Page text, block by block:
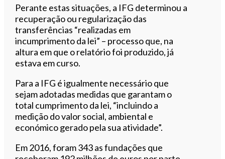
Perante estas situações, a IFG determinou a
recuperação ou regularização das
transferências “realizadas em
incumprimento da lei” – processo que, na
altura em que o relatório foi produzido, já
estava em curso.
Para a IFG é igualmente necessário que
sejam adotadas medidas que garantam o
total cumprimento da lei, “incluindo a
medição do valor social, ambiental e
económico gerado pela sua atividade”.
Em 2016, foram 343 as fundações que